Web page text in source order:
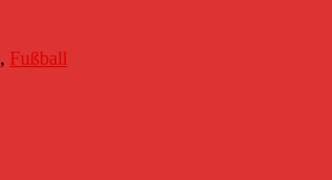
, Fußball